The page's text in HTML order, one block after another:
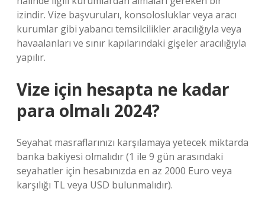
izindir. Vize başvuruları, konsolosluklar veya aracı
kurumlar gibi yabancı temsilcilikler aracılığıyla veya
havaalanları ve sınır kapılarındaki gişeler aracılığıyla
yapılır.
Vize için hesapta ne kadar
para olmalı 2024?
Seyahat masraflarınızı karşılamaya yetecek miktarda
banka bakiyesi olmalıdır (1 ile 9 gün arasındaki
seyahatler için hesabınızda en az 2000 Euro veya
karşılığı TL veya USD bulunmalıdır).